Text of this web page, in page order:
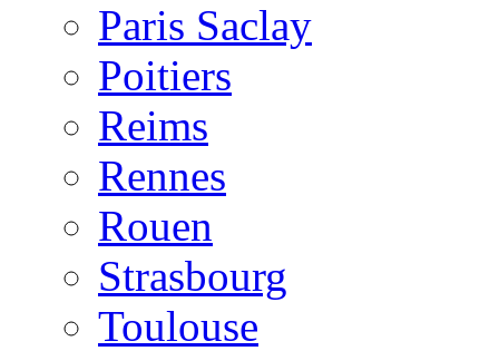
Paris Saclay
Poitiers
Reims
Rennes
Rouen
Strasbourg
Toulouse